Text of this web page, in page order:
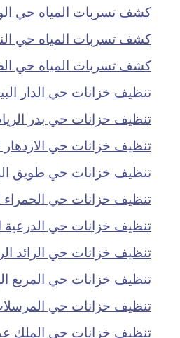
كشف تسربات المياه حي
كشف تسربات المياه حي
كشف تسربات المياه حي
تنظيف خزانات حي الدار
تنظيف خزانات حي بدر
تنظيف خزانات حي الازدهار
تنظيف خزانات حي طويق
تنظيف خزانات حي الحمراء
تنظيف خزانات حي الدرعية
تنظيف خزانات حي الرائد
تنظيف خزانات حي المربع
تنظيف خزانات حي
تنظيف خزانات حي الملك